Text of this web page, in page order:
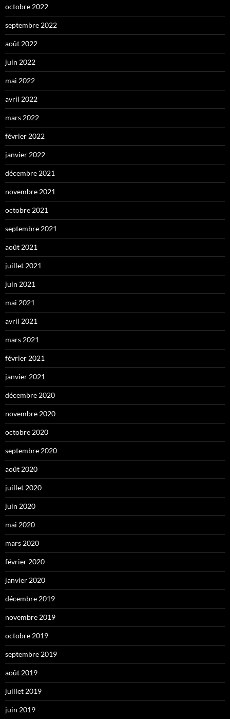
octobre 2022
septembre 2022
août 2022
juin 2022
mai 2022
avril 2022
mars 2022
février 2022
janvier 2022
décembre 2021
novembre 2021
octobre 2021
septembre 2021
août 2021
juillet 2021
juin 2021
mai 2021
avril 2021
mars 2021
février 2021
janvier 2021
décembre 2020
novembre 2020
octobre 2020
septembre 2020
août 2020
juillet 2020
juin 2020
mai 2020
mars 2020
février 2020
janvier 2020
décembre 2019
novembre 2019
octobre 2019
septembre 2019
août 2019
juillet 2019
juin 2019